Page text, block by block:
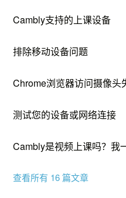
Cambly支持的上课设备
排除移动设备问题
Chrome浏览器访问摄像头
测试您的设备或网络连接
Cambly是视频上课吗？我
查看所有 16 篇文章